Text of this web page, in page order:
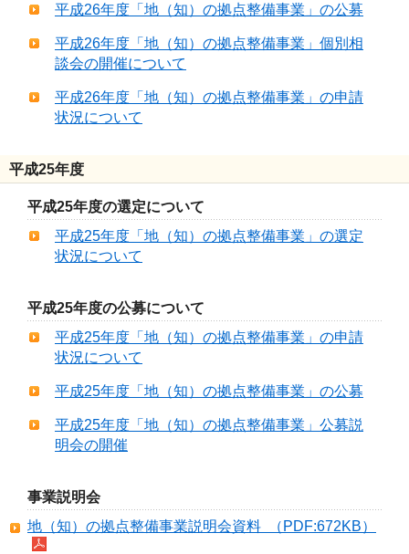
平成26年度「地（知）の拠点整備事業」の公募
平成26年度「地（知）の拠点整備事業」個別相
談会の開催について
平成26年度「地（知）の拠点整備事業」の申請
状況について
平成25年度
平成25年度の選定について
平成25年度「地（知）の拠点整備事業」の選定
状況について
平成25年度の公募について
平成25年度「地（知）の拠点整備事業」の申請
状況について
平成25年度「地（知）の拠点整備事業」の公募
平成25年度「地（知）の拠点整備事業」公募説
明会の開催
事業説明会
地（知）の拠点整備事業説明会資料 （PDF:672KB）